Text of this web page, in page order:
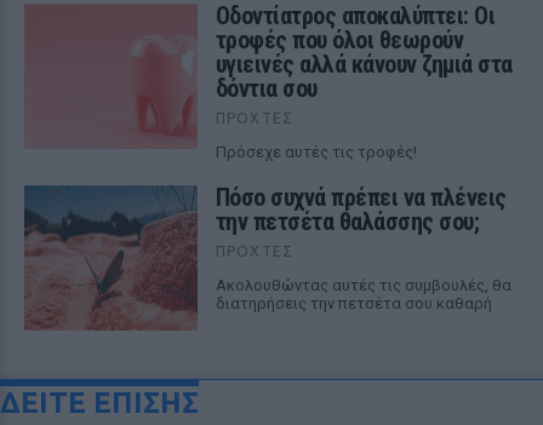
Οδοντίατρος αποκαλύπτει: Οι
τροφές που όλοι θεωρούν
υγιεινές αλλά κάνουν ζημιά στα
δόντια σου
ΠΡΟΧΤΈΣ
Πρόσεχε αυτές τις τροφές!
Πόσο συχνά πρέπει να πλένεις
την πετσέτα θαλάσσης σου;
ΠΡΟΧΤΈΣ
Ακολουθώντας αυτές τις συμβουλές, θα
διατηρήσεις την πετσέτα σου καθαρή
ΔΕΙΤΕ ΕΠΙΣΗΣ